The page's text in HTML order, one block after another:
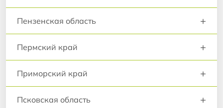
Пензенская область +
Пермский край +
Приморский край +
Псковская область +